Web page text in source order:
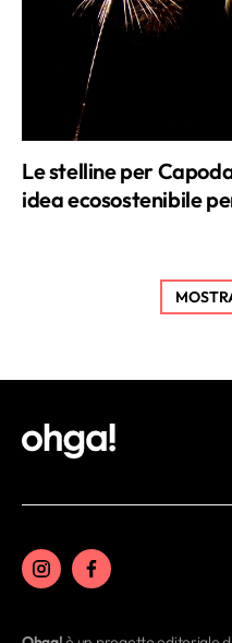
Le stelline per
idea ecosostenibile
Ohga!
è un progetto editoriale
Ove non espressamente
utilizzazione economica del
Le informazioni fornite su